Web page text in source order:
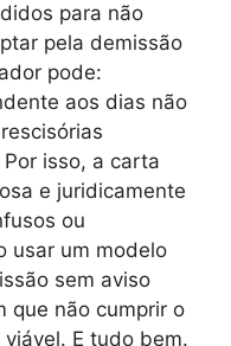
para não
pela demissão
pode:
aos dias não
isso, a carta
e juridicamente
ou
usar um modelo
sem aviso
que não cumprir o
E tudo bem.